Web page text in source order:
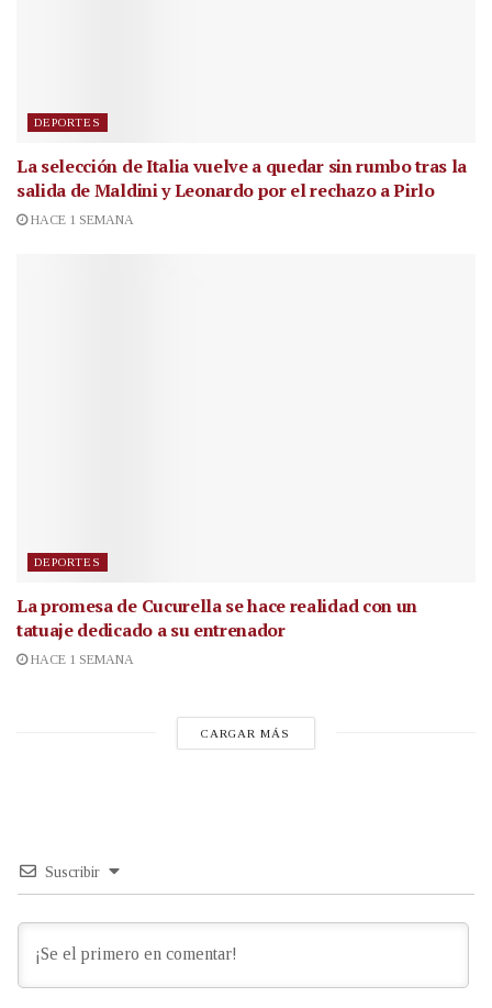
DEPORTES
La selección de Italia vuelve a quedar sin rumbo tras la
salida de Maldini y Leonardo por el rechazo a Pirlo
HACE 1 SEMANA
DEPORTES
La promesa de Cucurella se hace realidad con un
tatuaje dedicado a su entrenador
HACE 1 SEMANA
CARGAR MÁS
Suscribir